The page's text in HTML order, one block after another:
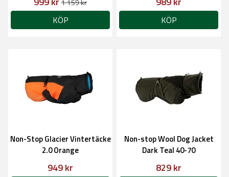
1 159 kr
KÖP KÖP
Non-Stop Glacier Vintertäcke
2.0 Orange
949 kr
Non-stop Wool Dog Jacket
Dark Teal 40-70
829 kr